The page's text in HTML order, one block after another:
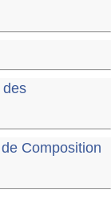
des
Composition